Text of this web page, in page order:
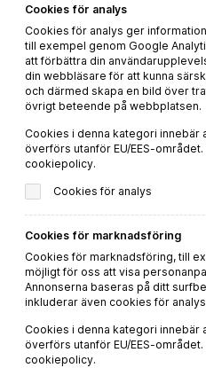
Veganviner – 5
LÄS
Cookies för analys
Cookies för analys ger
till exempel genom Google
att förbättra din
din webbläsare för att kunna
och därmed skapa en bild över
övrigt beteende på webbplatsen.
Cookies i denna kategori
överförs utanför EU/EES-
cookiepolicy.
Cookies för analys
Cookies för marknadsföring
Cookies för marknadsföring, till
möjligt för oss att visa
Annonserna baseras på ditt
inkluderar även cookies för
Cookies i denna kategori
överförs utanför EU/EES-
cookiepolicy.